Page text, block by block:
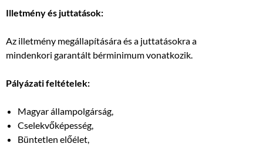
Illetmény és juttatások:
Az illetmény megállapítására és a juttatásokra a
mindenkori garantált bérminimum vonatkozik.
Pályázati feltételek:
Magyar állampolgárság,
Cselekvőképesség,
Büntetlen előélet,